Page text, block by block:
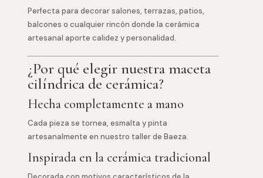
Perfecta para decorar salones, terrazas, patios,
balcones o cualquier rincón donde la cerámica
artesanal aporte calidez y personalidad.
¿Por qué elegir nuestra maceta
cilíndrica de cerámica?
Hecha completamente a mano
Cada pieza se tornea, esmalta y pinta
artesanalmente en nuestro taller de Baeza.
Inspirada en la cerámica tradicional